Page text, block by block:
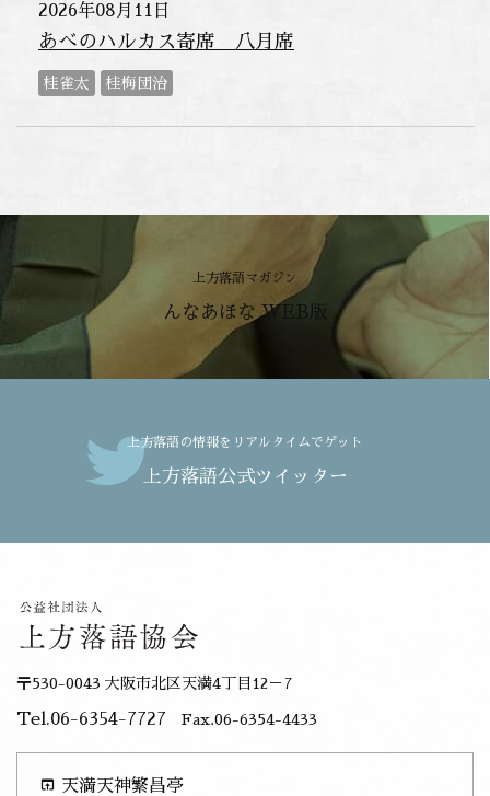
2026年08月11日
あべのハルカス寄席 八月席
桂雀太 桂梅団治
上方落語マガジン
んなあほな WEB版
上方落語の情報をリアルタイムでゲット
上方落語公式ツイッター
〒530-0043 大阪市北区天満4丁目12－7
Tel.06-6354-7727 Fax.06-6354-4433
open_in_browser 天満天神繁昌亭